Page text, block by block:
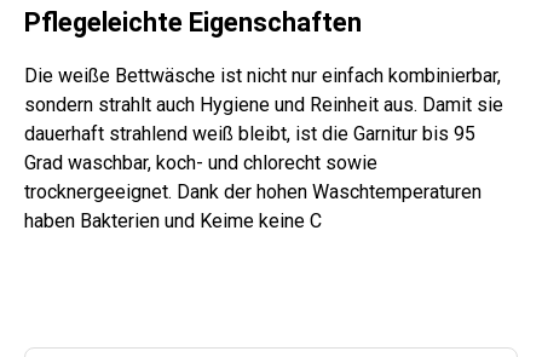
Pflegeleichte Eigenschaften
Die weiße Bettwäsche ist nicht nur einfach kombinierbar,
sondern strahlt auch Hygiene und Reinheit aus. Damit sie
dauerhaft strahlend weiß bleibt, ist die Garnitur bis 95
Grad waschbar, koch- und chlorecht sowie
trocknergeeignet. Dank der hohen Waschtemperaturen
haben Bakterien und Keime keine C